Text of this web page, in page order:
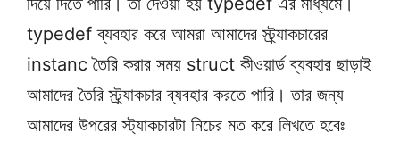
typedef ব্যবহার করে আমরা আমাদের স্ট্র্যাকচারের
instanc তৈরি করার সময় struct কীওয়ার্ড ব্যবহার ছাড়াই
আমাদের তৈরি স্ট্র্যাকচার ব্যবহার করতে পারি। তার জন্য
আমাদের উপরের স্ট্যাকচারটা নিচের মত করে লিখতে হবেঃ